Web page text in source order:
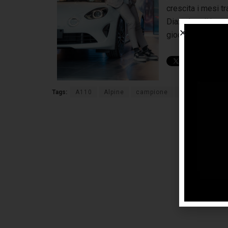
crescita i mesi
Diaz che gli
giocatore
Tags: A110 Alpine campione